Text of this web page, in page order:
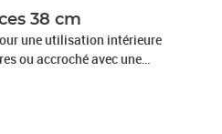
38 cm
une utilisation intérieure
ou accroché avec une
de buis avec de la
aux intempéries